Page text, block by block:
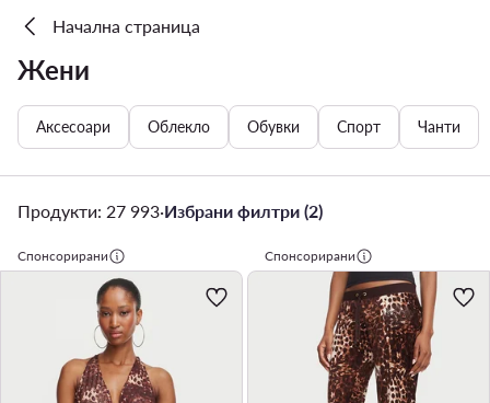
Начална страница
Жени
Аксесоари Облекло Обувки Спорт Чанти
Продукти: 27 993·Избрани филтри (2)
Спонсорирани Спонсорирани